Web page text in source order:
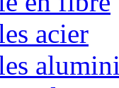
acier